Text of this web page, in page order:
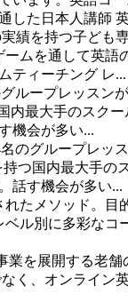
した日本人講師
績を持つ子ども
ムを通して英
ティーチング レ...
ループレッスン
最大手のスク
機会が多い...
のグループレッ
つ国内最大手
話す機会が多い...
れたメソッド。
ル別に多彩な
業を展開する老舗
く、オンライン